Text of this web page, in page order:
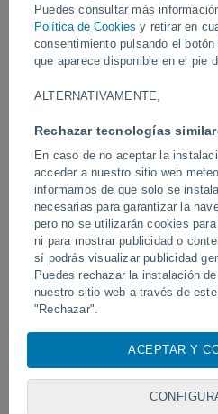
Puedes consultar más
Política de Cookies y retirar en
consentimiento pulsando el botón
que aparece disponible en el pie
ALTERNATIVAMENTE,
Rechazar tecnologías
En caso de no aceptar la
acceder a nuestro sitio web
informamos de que solo se
necesarias para garantizar la
pero no se utilizarán cookies
ni para mostrar publicidad o
sí podrás visualizar publicidad
Puedes rechazar la instalación
nuestro sitio web a través de
"Rechazar".
cookies, identificadores únicos o
almacenar, acceder y procesar
visita en este sitio web, las
ACEPTAR Y
Vídeos
Tornados y lluvias torrenciales en
Pelotas, Brasil.